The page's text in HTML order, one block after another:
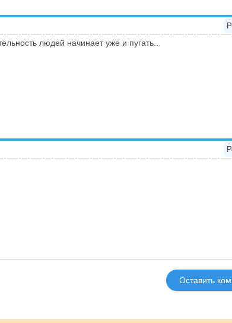
людей начинает уже и пугать..
Оставить